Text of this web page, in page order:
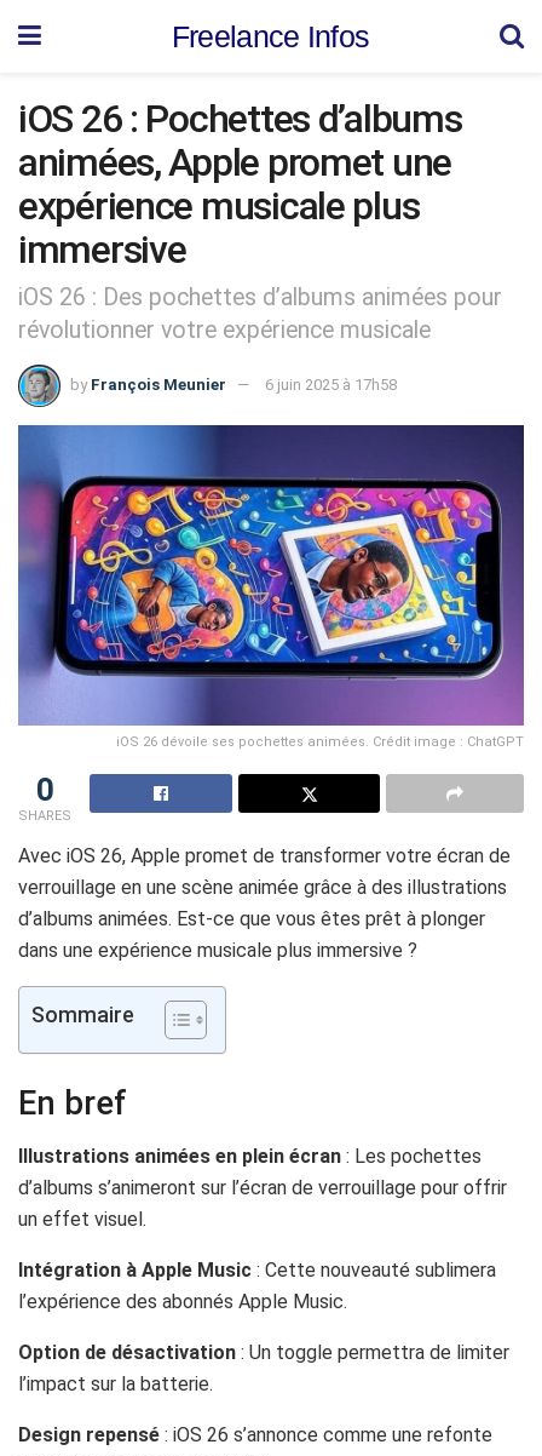
Freelance Infos
iOS 26 : Pochettes d’albums
animées, Apple promet une
expérience musicale plus
immersive
iOS 26 : Des pochettes d’albums animées pour
révolutionner votre expérience musicale
by François Meunier 6 juin 2025 à 17h58
iOS 26 dévoile ses pochettes animées. Crédit image : ChatGPT
0
SHARES
Avec iOS 26, Apple promet de transformer votre écran de
verrouillage en une scène animée grâce à des illustrations
d’albums animées. Est-ce que vous êtes prêt à plonger
dans une expérience musicale plus immersive ?
Sommaire
En bref
Illustrations animées en plein écran : Les pochettes
d’albums s’animeront sur l’écran de verrouillage pour offrir
un effet visuel.
Intégration à Apple Music : Cette nouveauté sublimera
l’expérience des abonnés Apple Music.
Option de désactivation : Un toggle permettra de limiter
l’impact sur la batterie.
Design repensé : iOS 26 s’annonce comme une refonte